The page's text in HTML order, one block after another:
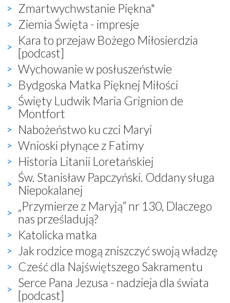
Zmartwychwstanie Piękna"
Ziemia Święta - impresje
Kara to przejaw Bożego Miłosierdzia
[podcast]
Wychowanie w posłuszeństwie
Bydgoska Matka Pięknej Miłości
Święty Ludwik Maria Grignion de
Montfort
Nabożeństwo ku czci Maryi
Wnioski płynące z Fatimy
Historia Litanii Loretańskiej
Św. Stanisław Papczyński. Oddany sługa
Niepokalanej
„Przymierze z Maryją” nr 130, Dlaczego
nas prześladują?
Katolicka matka
Jak rodzice mogą zniszczyć swoją władzę
Cześć dla Najświętszego Sakramentu
Serce Pana Jezusa - nadzieja dla świata
[podcast]